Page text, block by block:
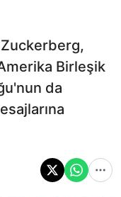
Birleşik
da